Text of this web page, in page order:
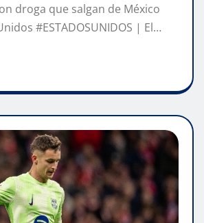
droga que salgan de México
#ESTADOSUNIDOS | El…